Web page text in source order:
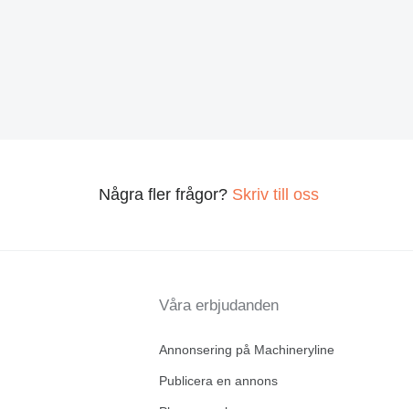
Några fler frågor? Skriv till oss
Våra erbjudanden
Annonsering på Machineryline
Publicera en annons